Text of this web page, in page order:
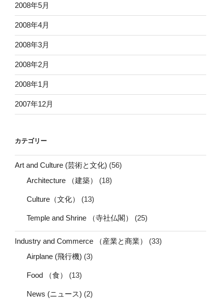
2008年5月
2008年4月
2008年3月
2008年2月
2008年1月
2007年12月
カテゴリー
Art and Culture (芸術と文化) (56)
Architecture （建築）
(18)
Culture（文化） (13)
Temple and Shrine （寺社仏閣） (25)
Industry and Commerce （産業と商業）
(33)
Airplane (飛行機) (3)
Food （食） (13)
News (ニュース) (2)